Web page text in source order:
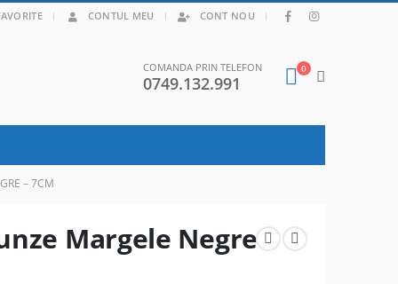
CONTUL MEU CONT NOU |
COMANDA PRIN TELEFON
0749.132.991
0
– 7CM
Margele Negre